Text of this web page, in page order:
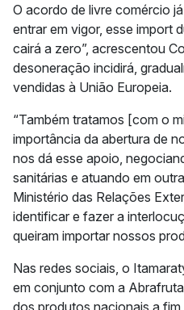
O acordo de livre comércio
entrar em vigor, esse import
cairá a zero”, acrescentou
desoneração incidirá,
vendidas à União Europeia.
“Também tratamos [com o
importância da abertura de
nos dá esse apoio,
sanitárias e atuando em
Ministério das Relações
identificar e fazer a
queiram importar nossos
Nas redes sociais, o
em conjunto com a